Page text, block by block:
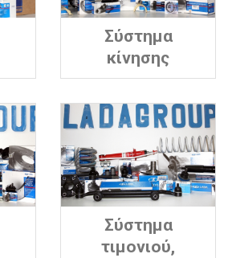
Σύστημα
κίνησης
Σύστημα
τιμονιού,